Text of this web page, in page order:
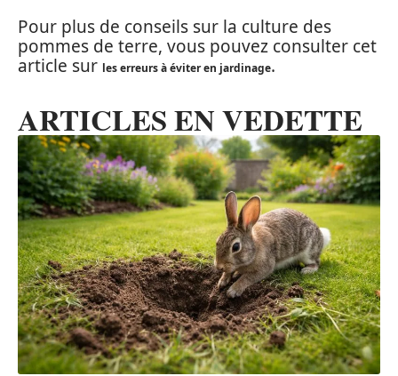
Pour plus de conseils sur la culture des
pommes de terre, vous pouvez consulter cet
article sur les erreurs à éviter en jardinage.
ARTICLES EN VEDETTE